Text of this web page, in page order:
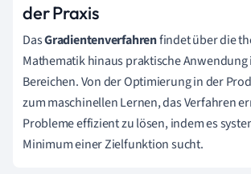
der Praxis
DasGradientenverfahrenfindet über die
Mathematik hinaus praktische Anwendung
Bereichen. Von der Optimierung in der
zum maschinellen Lernen, das Verfahren
Probleme effizient zu lösen, indem es
Minimum einer Zielfunktion sucht.